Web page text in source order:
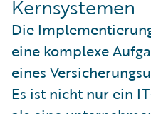
Kernsystemen
Die
eine komplexe
eines
Es ist nicht nur ein